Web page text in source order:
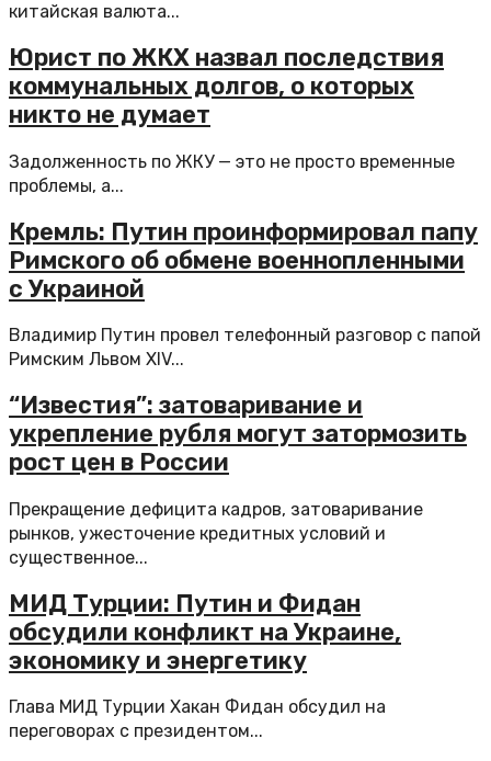
китайская валюта...
Юрист по ЖКХ назвал последствия
коммунальных долгов, о которых
никто не думает
Задолженность по ЖКУ — это не просто временные
проблемы, а...
Кремль: Путин проинформировал папу
Римского об обмене военнопленными
с Украиной
Владимир Путин провел телефонный разговор с папой
Римским Львом XIV...
“Известия”: затоваривание и
укрепление рубля могут затормозить
рост цен в России
Прекращение дефицита кадров, затоваривание
рынков, ужесточение кредитных условий и
существенное...
МИД Турции: Путин и Фидан
обсудили конфликт на Украине,
экономику и энергетику
Глава МИД Турции Хакан Фидан обсудил на
переговорах с президентом...